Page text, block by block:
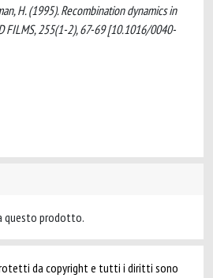
H. (1995). Recombination dynamics in
FILMS, 255(1-2), 67-69 [10.1016/0040-
questo prodotto.
da copyright e tutti i diritti sono